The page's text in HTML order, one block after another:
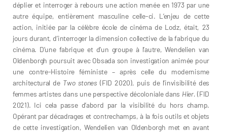
déplier et interroger à rebours une action menée en 1973 par une
autre équipe, entièrement masculine celle-ci. L’enjeu de cette
action, initiée par la célèbre école de cinéma de Lodz, était, 23
jours durant, d’interroger la dimension collective de la fabrique du
cinéma. D’une fabrique et d’un groupe à l’autre, Wendelien van
Oldenborgh poursuit avec Obsada son investigation animée pour
une contre-Histoire féministe – après celle du modernisme
architectural de Two stones (FID 2020), puis de l’invisibilité des
femmes artistes dans une perspective décoloniale dans Hier. (FID
2021). Ici cela passe d’abord par la visibilité du hors champ.
Opérant par décadrages et contrechamps, à la fois outils et objets
de cette investigation, Wendelien van Oldenborgh met en avant